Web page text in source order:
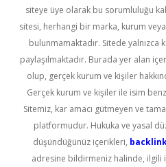
siteye üye olarak bu sorumluluğu
sitesi, herhangi bir marka, kurum
bulunmamaktadır. Sitede yalnızca
paylaşılmaktadır. Burada yer alan
olup, gerçek kurum ve kişiler
Gerçek kurum ve kişiler ile isim
Sitemiz, kar amacı gütmeyen ve
platformudur. Hukuka ve yasal
düşündüğünüz içerikleri,
adresine bildirmeniz halinde, ilgili